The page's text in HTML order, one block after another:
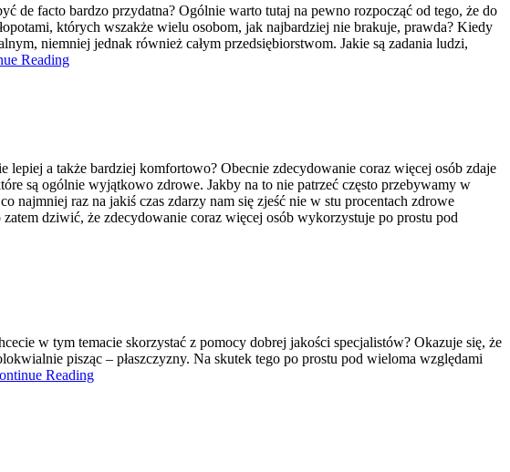
de facto bardzo przydatna? Ogólnie warto tutaj na pewno rozpocząć od tego, że do
których wszakże wielu osobom, jak najbardziej nie brakuje, prawda? Kiedy
niemniej jednak również całym przedsiębiorstwom. Jakie są zadania ludzi,
Reading
a także bardziej komfortowo? Obecnie zdecydowanie coraz więcej osób zdaje
są ogólnie wyjątkowo zdrowe. Jakby na to nie patrzeć często przebywamy w
najmniej raz na jakiś czas zdarzy nam się zjeść nie w stu procentach zdrowe
dziwić, że zdecydowanie coraz więcej osób wykorzystuje po prostu pod
w tym temacie skorzystać z pomocy dobrej jakości specjalistów? Okazuje się, że
pisząc – płaszczyzny. Na skutek tego po prostu pod wieloma względami
Reading